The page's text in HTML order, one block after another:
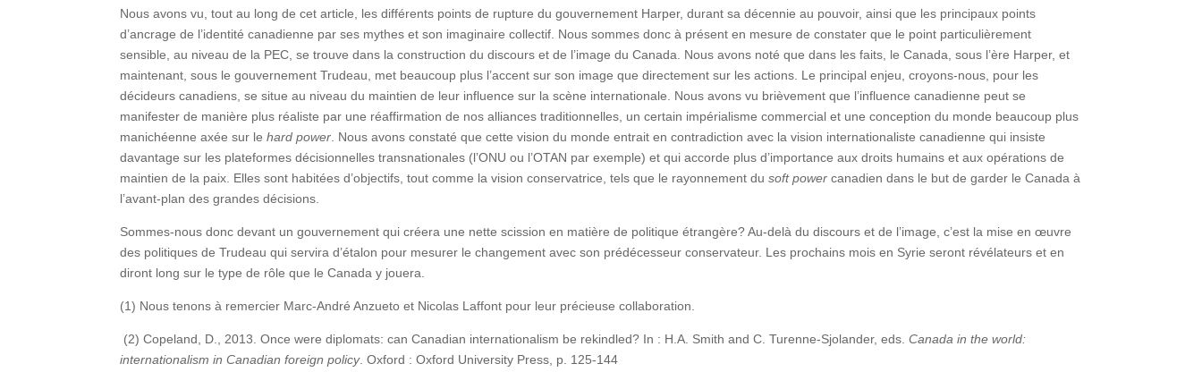
Nous avons vu, tout au long de cet article, les différents points de rupture du gouvernement Harper, durant sa décennie au pouvoir, ainsi que les principaux points
d’ancrage de l’identité canadienne par ses mythes et son imaginaire collectif. Nous sommes donc à présent en mesure de constater que le point particulièrement
sensible, au niveau de la PEC, se trouve dans la construction du discours et de l’image du Canada. Nous avons noté que dans les faits, le Canada, sous l’ère Harper, et
maintenant, sous le gouvernement Trudeau, met beaucoup plus l’accent sur son image que directement sur les actions. Le principal enjeu, croyons-nous, pour les
décideurs canadiens, se situe au niveau du maintien de leur influence sur la scène internationale. Nous avons vu brièvement que l’influence canadienne peut se
manifester de manière plus réaliste par une réaffirmation de nos alliances traditionnelles, un certain impérialisme commercial et une conception du monde beaucoup plus
manichéenne axée sur lehard power . Nous avons constaté que cette vision du monde entrait en contradiction avec la vision internationaliste canadienne qui insiste
davantage sur les plateformes décisionnelles transnationales (l’ONU ou l’OTAN par exemple) et qui accorde plus d’importance aux droits humains et aux opérations de
maintien de la paix. Elles sont habitées d’objectifs, tout comme la vision conservatrice, tels que le rayonnement dusoft power canadien dans le but de garder le Canada à
l’avant-plan des grandes décisions.
Sommes-nous donc devant un gouvernement qui créera une nette scission en matière de politique étrangère? Au-delà du discours et de l’image, c’est la mise en œuvre
des politiques de Trudeau qui servira d’étalon pour mesurer le changement avec son prédécesseur conservateur. Les prochains mois en Syrie seront révélateurs et en
diront long sur le type de rôle que le Canada y jouera.
(1) Nous tenons à remercier Marc-André Anzueto et Nicolas Laffont pour leur précieuse collaboration.
(2) Copeland, D., 2013. Once were diplomats: can Canadian internationalism be rekindled? In : H.A. Smith and C. Turenne-Sjolander, eds.Canada in the world:
internationalism in Canadian foreign policy. Oxford : Oxford University Press, p. 125-144